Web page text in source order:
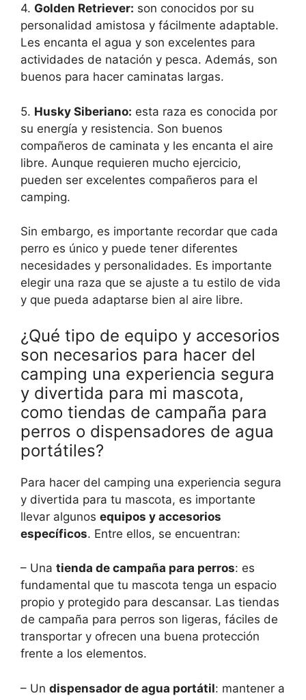
4. Golden Retriever: son conocidos por su
personalidad amistosa y fácilmente adaptable.
Les encanta el agua y son excelentes para
actividades de natación y pesca. Además, son
buenos para hacer caminatas largas.
5. Husky Siberiano: esta raza es conocida por
su energía y resistencia. Son buenos
compañeros de caminata y les encanta el aire
libre. Aunque requieren mucho ejercicio,
pueden ser excelentes compañeros para el
camping.
Sin embargo, es importante recordar que cada
perro es único y puede tener diferentes
necesidades y personalidades. Es importante
elegir una raza que se ajuste a tu estilo de vida
y que pueda adaptarse bien al aire libre.
¿Qué tipo de equipo y accesorios
son necesarios para hacer del
camping una experiencia segura
y divertida para mi mascota,
como tiendas de campaña para
perros o dispensadores de agua
portátiles?
Para hacer del camping una experiencia segura
y divertida para tu mascota, es importante
llevar algunos equipos y accesorios
específicos. Entre ellos, se encuentran:
– Una tienda de campaña para perros: es
fundamental que tu mascota tenga un espacio
propio y protegido para descansar. Las tiendas
de campaña para perros son ligeras, fáciles de
transportar y ofrecen una buena protección
frente a los elementos.
– Un dispensador de agua portátil: mantener a